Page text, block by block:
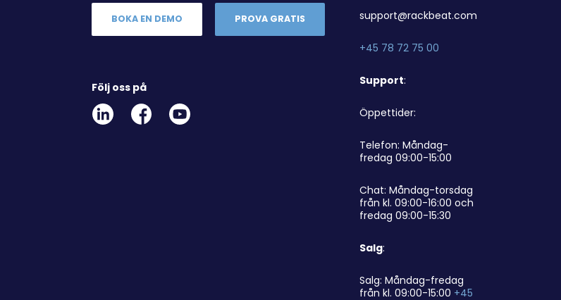
BOKA EN DEMO PROVA GRATIS
Följ oss på
Linkedin
Social
Facebook
Social
Youtube
Link
support@rackbeat.com
+45 78 72 75 00
Support:
Öppettider:
Telefon: Måndag-
fredag 09:00-15:00
Chat: Måndag-torsdag
från kl. 09:00-16:00 och
fredag 09:00-15:30
Salg:
Salg: Måndag-fredag
från kl. 09:00-15:00 +45